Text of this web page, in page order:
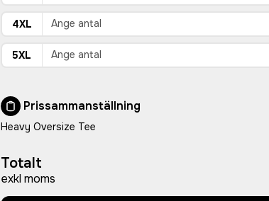
4XL
5XL
Prissammanställning
Heavy Oversize Tee
Totalt
exkl moms